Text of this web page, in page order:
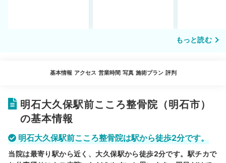
もっと読む
基本情報 アクセス 営業時間 写真 施術プラン 評判
明石大久保駅前こころ整骨院（明石市）
の基本情報
明石大久保駅前こころ整骨院は駅から徒歩2分です。
当院は最寄り駅から近く、大久保駅から徒歩2分です。駅チカで